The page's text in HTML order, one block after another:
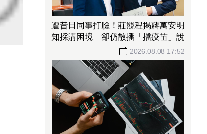
遭昔日同事打臉！莊競程揭蔣萬安明
知採購困境 卻仍散播「擋疫苗」說
2026.08.08 17:52